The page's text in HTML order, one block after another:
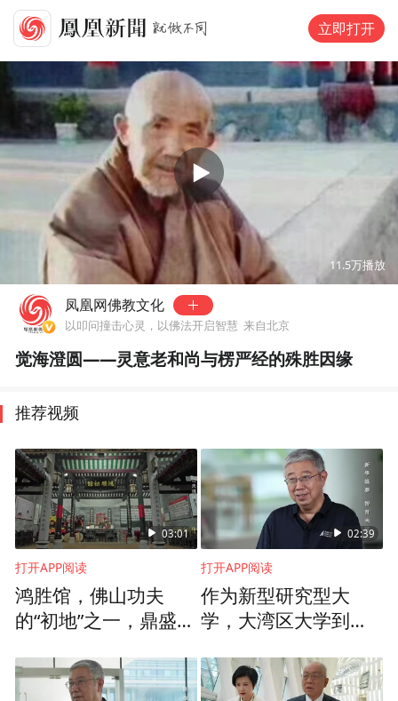
立即打开
00:00 06:42
11.5万播放
凤凰网佛教文化
以叩问撞击心灵，以佛法开启智慧 来自北京
觉海澄圆——灵意老和尚与楞严经的殊胜因缘
推荐视频
03:01
打开APP阅读
鸿胜馆，佛山功夫
的“初地”之一，鼎盛时
02:39
打开APP阅读
作为新型研究型大
学，大湾区大学到底